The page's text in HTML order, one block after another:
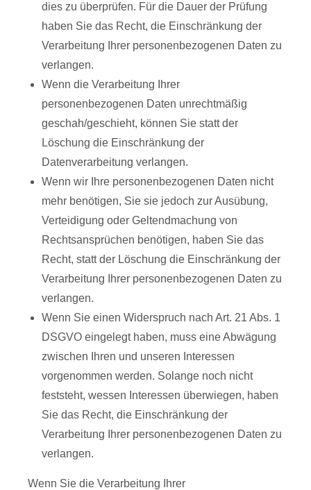
dies zu überprüfen. Für die Dauer der Prüfung
haben Sie das Recht, die Einschränkung der
Verarbeitung Ihrer personenbezogenen Daten zu
verlangen.
Wenn die Verarbeitung Ihrer
personenbezogenen Daten unrechtmäßig
geschah/geschieht, können Sie statt der
Löschung die Einschränkung der
Datenverarbeitung verlangen.
Wenn wir Ihre personenbezogenen Daten nicht
mehr benötigen, Sie sie jedoch zur Ausübung,
Verteidigung oder Geltendmachung von
Rechtsansprüchen benötigen, haben Sie das
Recht, statt der Löschung die Einschränkung der
Verarbeitung Ihrer personenbezogenen Daten zu
verlangen.
Wenn Sie einen Widerspruch nach Art. 21 Abs. 1
DSGVO eingelegt haben, muss eine Abwägung
zwischen Ihren und unseren Interessen
vorgenommen werden. Solange noch nicht
feststeht, wessen Interessen überwiegen, haben
Sie das Recht, die Einschränkung der
Verarbeitung Ihrer personenbezogenen Daten zu
verlangen.
Wenn Sie die Verarbeitung Ihrer